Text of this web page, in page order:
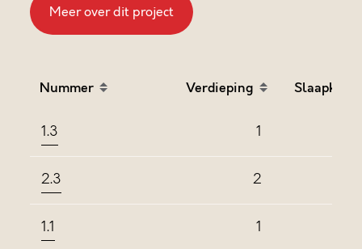
Meer over dit project
Nummer
Sort table by Nummer in descending order
Verdieping
Sort table by
1.3 1
2.3 2
1.1 1